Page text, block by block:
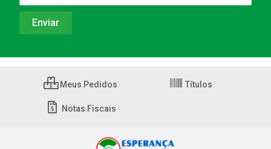
Meus Pedidos Títulos
Notas Fiscais